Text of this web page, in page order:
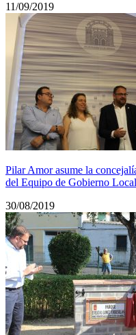
11/09/2019
Pilar Amor asume la
del Equipo de Gobierno Local
30/08/2019